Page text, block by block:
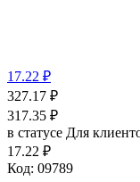
17.22 ₽
327.17 ₽
317.35 ₽
в статусе Для
17.22 ₽
Код: 09789